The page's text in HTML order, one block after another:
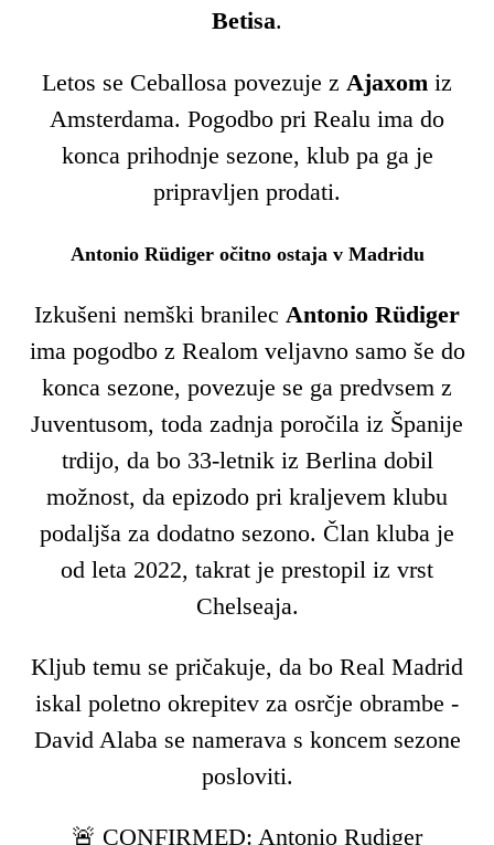
Betisa.
Letos se Ceballosa povezuje z Ajaxom iz
Amsterdama. Pogodbo pri Realu ima do
konca prihodnje sezone, klub pa ga je
pripravljen prodati.
Antonio Rüdiger očitno ostaja v Madridu
Izkušeni nemški branilec Antonio Rüdiger
ima pogodbo z Realom veljavno samo še do
konca sezone, povezuje se ga predvsem z
Juventusom, toda zadnja poročila iz Španije
trdijo, da bo 33-letnik iz Berlina dobil
možnost, da epizodo pri kraljevem klubu
podaljša za dodatno sezono. Član kluba je
od leta 2022, takrat je prestopil iz vrst
Chelseaja.
Kljub temu se pričakuje, da bo Real Madrid
iskal poletno okrepitev za osrčje obrambe -
David Alaba se namerava s koncem sezone
posloviti.
🚨 CONFIRMED: Antonio Rudiger